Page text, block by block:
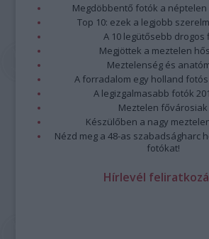
Megdöbbentő fotók a
Top 10: ezek a legjobb
A 10 legütősebb drogos
Megjöttek a meztelen
Meztelenség és
A forradalom egy holland
A legizgalmasabb fotók
Meztelen fővárosiak
Készülőben a nagy
Nézd meg a 48-as szabadságharc
fotókat!
Hírlevél